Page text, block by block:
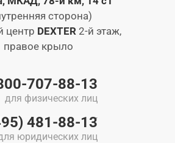
сторона)
центр DEXTER 2-й этаж,
правое крыло
707-88-13
для физических лиц
481-88-13
юридических лиц